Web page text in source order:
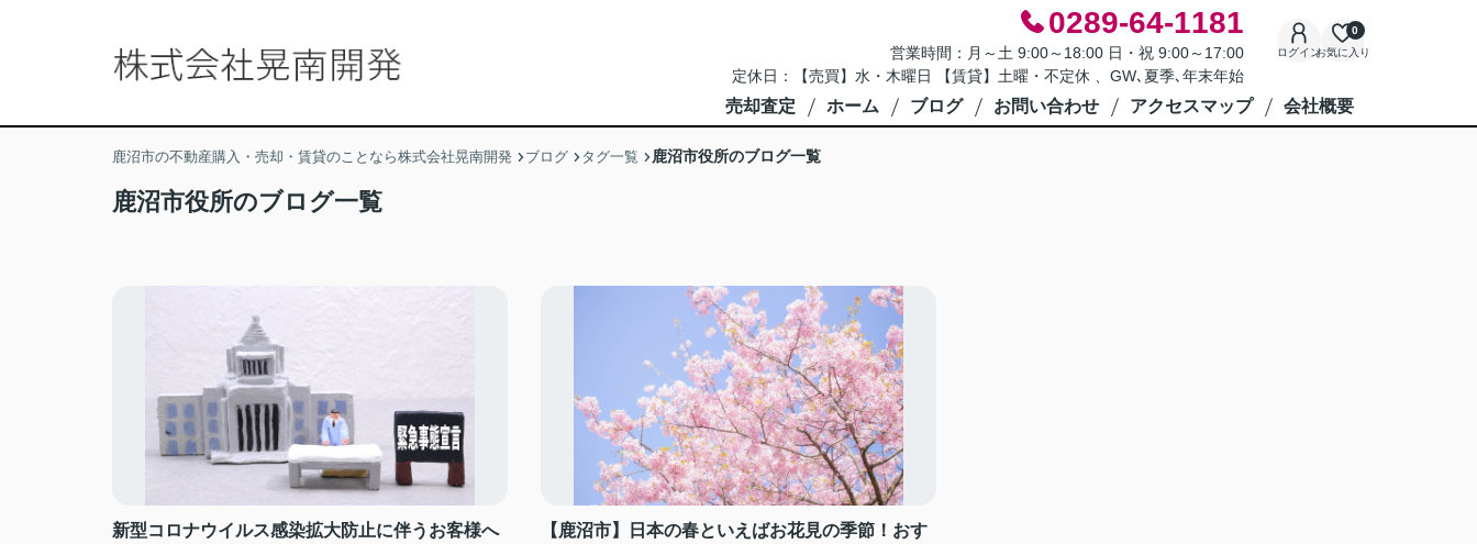
0289-64-1181
営業時間：月～土 9:00～18:00 日・祝 9:00～17:00
定休日：【売買】水・木曜日 【賃貸】土曜・不定休 、GW､夏季､年末年始
ログインお気に入り
0
売却査定 ホーム ブログ お問い合わせ アクセスマップ 会社概要
鹿沼市の不動産購入・売却・賃貸のことなら株式会社晃南開発 ブログ タグ一覧 鹿沼市役所のブログ一覧
鹿沼市役所のブログ一覧
新型コロナウイルス感染拡大防止に伴うお客様へ
【鹿沼市】日本の春といえばお花見の季節！おす